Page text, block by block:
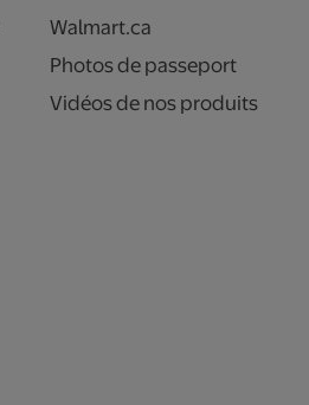
Walmart.ca
Photos de passeport
Vidéos de nos produits